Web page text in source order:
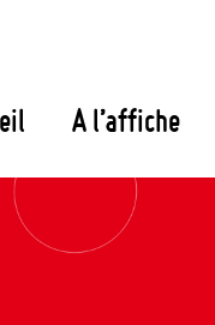
A l’affiche